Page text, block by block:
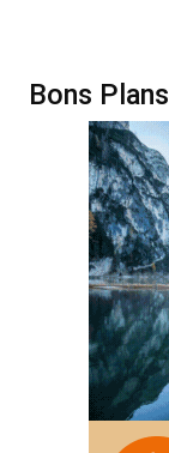
Bons Plans